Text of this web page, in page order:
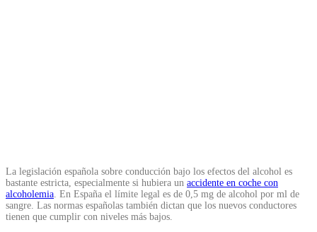
La legislación española sobre conducción bajo los efectos del alcohol es
bastante estricta, especialmente si hubiera un accidente en coche con
alcoholemia. En España el límite legal es de 0,5 mg de alcohol por ml de
sangre. Las normas españolas también dictan que los nuevos conductores
tienen que cumplir con niveles más bajos.